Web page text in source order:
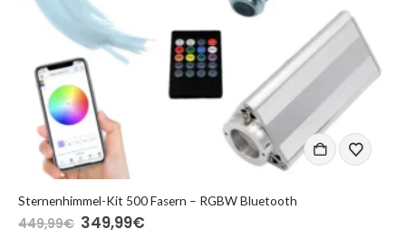
Sternenhimmel-Kit 500 Fasern – RGBW Bluetooth
449,99€ Ursprünglicher
Preis
349,99€Aktueller